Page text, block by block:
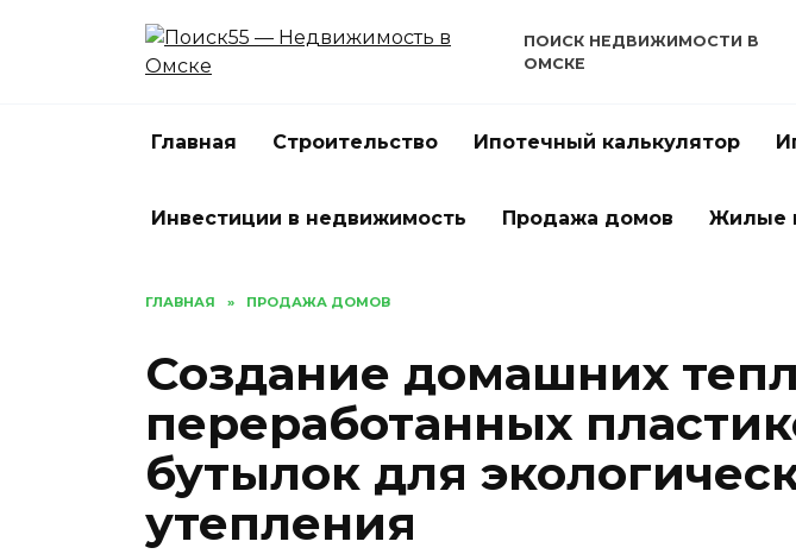
ПОИСК НЕДВИЖИМОСТИ В
ОМСКЕ
Главная Строительство Ипотечный калькулятор
Инвестиции в недвижимость Продажа домов Жилые
ГЛАВНАЯ » ПРОДАЖА ДОМОВ
Создание домашних
переработанных
бутылок для
утепления